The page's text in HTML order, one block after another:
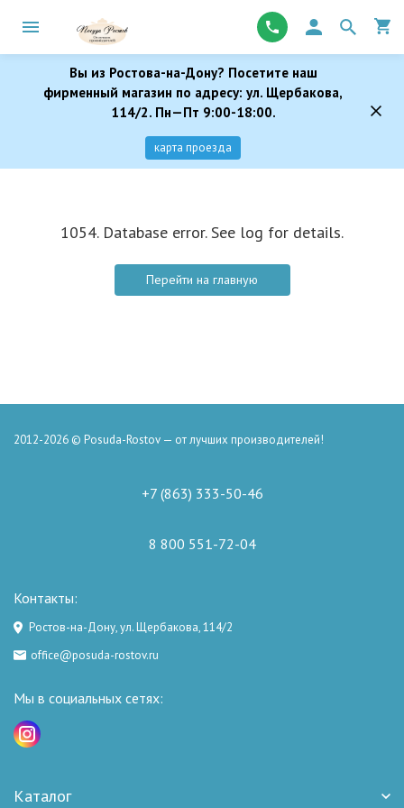
Вы из Ростова-на-Дону? Посетите наш
фирменный магазин по адресу: ул. Щербакова,
114/2. Пн—Пт 9:00-18:00.
карта проезда
1054. Database error. See log for details.
Перейти на главную
2012-2026 © Posuda-Rostov — от лучших производителей!
+7 (863) 333-50-46
8 800 551-72-04
Контакты:
Ростов-на-Дону, ул. Щербакова, 114/2
office@posuda-rostov.ru
Мы в социальных сетях:
Каталог